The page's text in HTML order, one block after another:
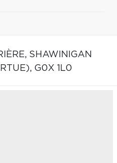
SHAWINIGAN
G0X 1L0